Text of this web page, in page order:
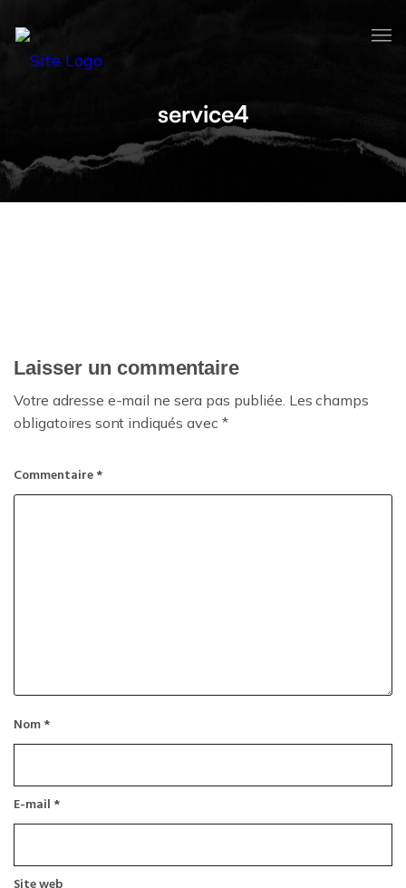
service4
Laisser un commentaire
Votre adresse e-mail ne sera pas publiée. Les champs
obligatoires sont indiqués avec *
Commentaire*
Nom*
E-mail *